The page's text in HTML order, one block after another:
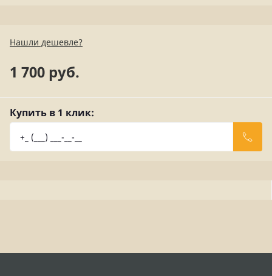
Нашли дешевле?
1 700 руб.
Купить в 1 клик: